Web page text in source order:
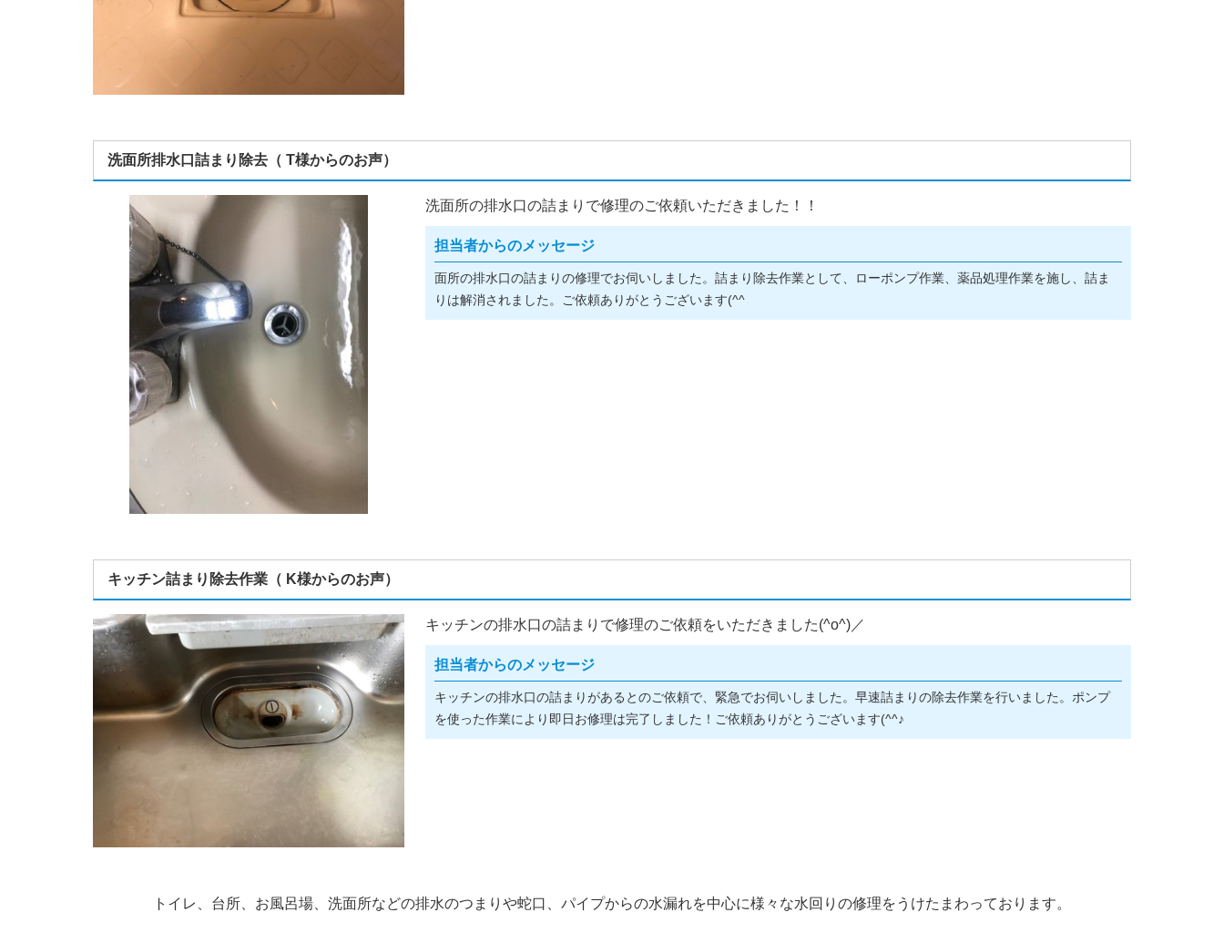
洗面所排水口詰まり除去（ T様からのお声）
洗面所の排水口の詰まりで修理のご依頼いただきました！！
担当者からのメッセージ
面所の排水口の詰まりの修理でお伺いしました。詰まり除去作業として、ローポンプ作業、薬品処理作業を施し、詰ま
りは解消されました。ご依頼ありがとうございます(^^ゞ
キッチン詰まり除去作業（ K様からのお声）
キッチンの排水口の詰まりで修理のご依頼をいただきました(^o^)／
担当者からのメッセージ
キッチンの排水口の詰まりがあるとのご依頼で、緊急でお伺いしました。早速詰まりの除去作業を行いました。ポンプ
を使った作業により即日お修理は完了しました！ご依頼ありがとうございます(^^♪
トイレ、台所、お風呂場、洗面所などの排水のつまりや蛇口、パイプからの水漏れを中心に様々な水回りの修理をうけたまわっております。